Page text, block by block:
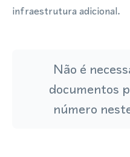
infraestrutura adicional.
Não é
documentos
número